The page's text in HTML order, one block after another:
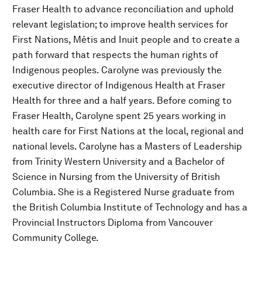
Fraser Health to advance reconciliation and uphold
relevant legislation; to improve health services for
First Nations, Métis and Inuit people and to create a
path forward that respects the human rights of
Indigenous peoples. Carolyne was previously the
executive director of Indigenous Health at Fraser
Health for three and a half years. Before coming to
Fraser Health, Carolyne spent 25 years working in
health care for First Nations at the local, regional and
national levels. Carolyne has a Masters of Leadership
from Trinity Western University and a Bachelor of
Science in Nursing from the University of British
Columbia. She is a Registered Nurse graduate from
the British Columbia Institute of Technology and has a
Provincial Instructors Diploma from Vancouver
Community College.